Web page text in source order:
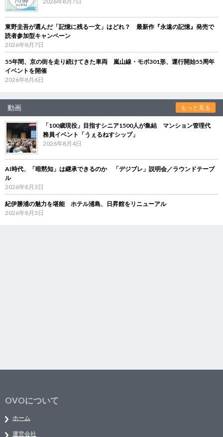
東野圭吾が選んだ「記憶に残る一文」はどれ？ 最新作『永遠の記憶』発売で
読者参加型キャンペーン
2026年8月7日
55年間、京の街を走り続けてきた車両 嵐山線・モボ301形、運行開始55周年
イベントを開催
2026年8月6日
動画 もっと見る
「100歳現役」目指すシニア1500人が集結 マンション管理代
務員イベント「うぇるねすシップ」
2026年8月4日
AI時代、「暗黙知」は継承できるのか 「デジブレ」説明会／ラウンドテーブ
ル
2026年8月3日
紀伊勝浦の魅力を堪能 ホテル浦島、日昇館をリニューアル
2026年8月3日
OVOについて
ホーム
運営会社